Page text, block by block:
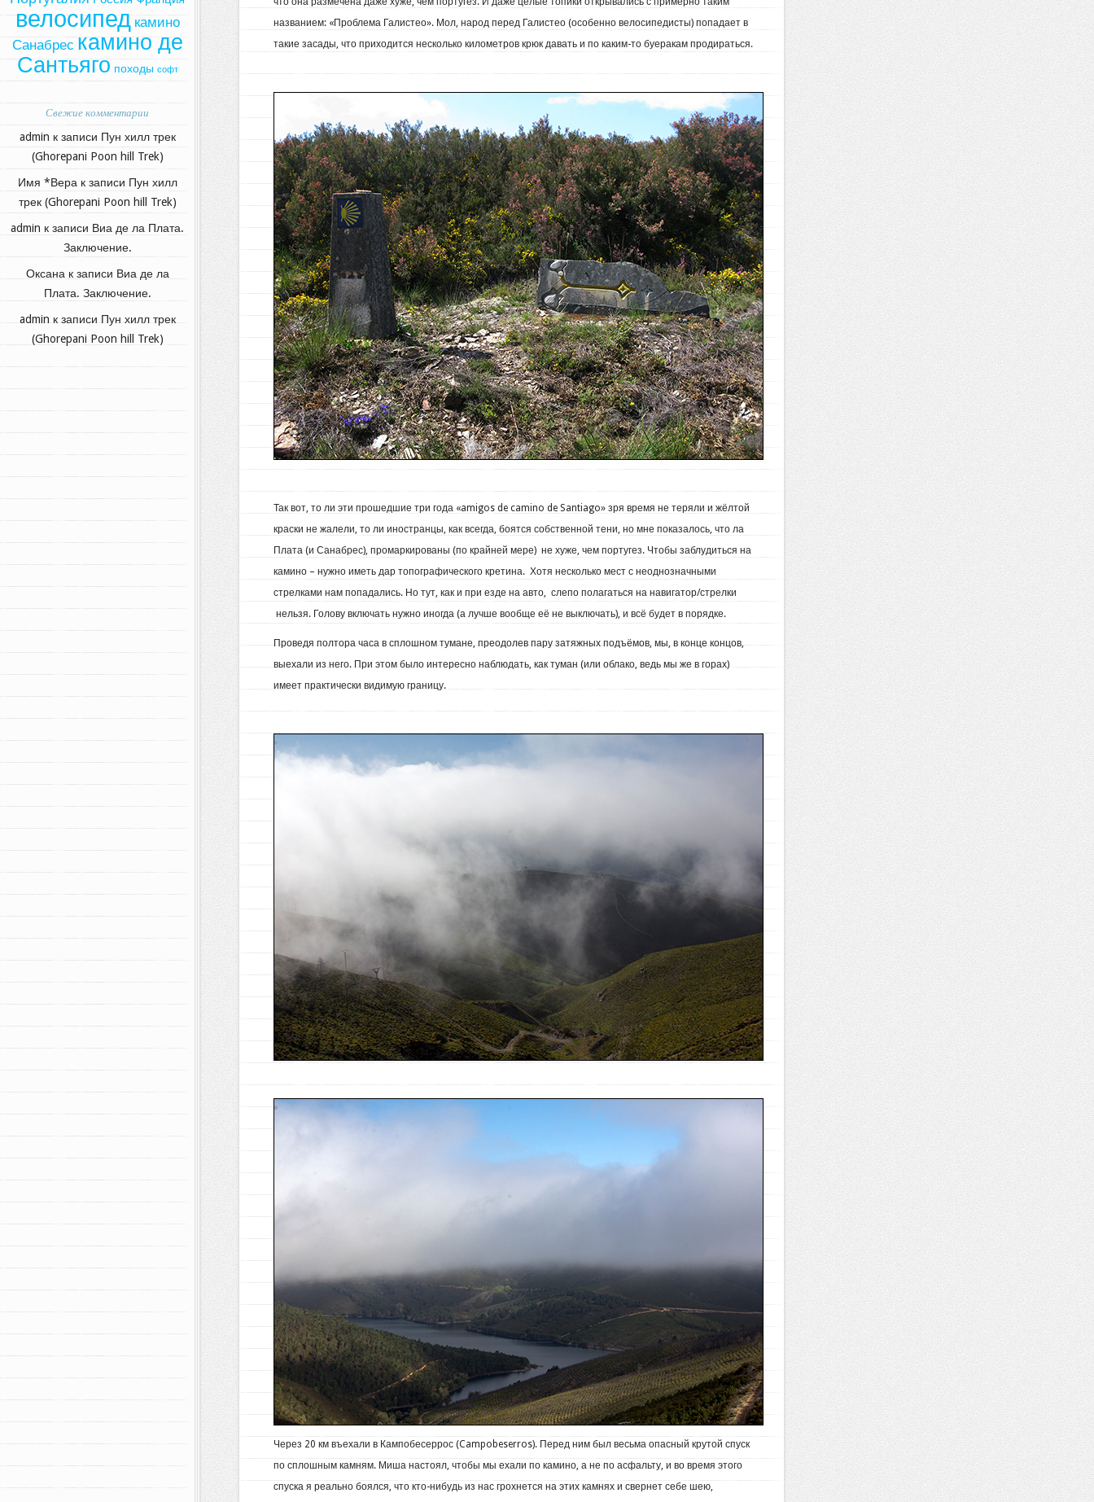
велосипед камино
Санабрес камино де
Сантьяго походы софт
Свежие комментарии
admin к записи Пун хилл трек
(Ghorepani Poon hill Trek)
Имя *Верак записи Пун хилл
трек (Ghorepani Poon hill Trek)
admin к записи Виа де ла Плата.
Заключение.
Оксанак записи Виа де ла
Плата. Заключение.
admin к записи Пун хилл трек
(Ghorepani Poon hill Trek)
названием: «Проблема Галистео». Мол, народ перед Галистео (особенно велосипедисты) попадает в
такие засады, что приходится несколько километров крюк давать и по каким-то буеракам продираться.
Так вот, то ли эти прошедшие три года «amigos de camino de Santiago» зря время не теряли и жёлтой
краски не жалели, то ли иностранцы, как всегда, боятся собственной тени, но мне показалось, что ла
Плата (и Санабрес), промаркированы (по крайней мере) не хуже, чем португез. Чтобы заблудиться на
камино – нужно иметь дар топографического кретина. Хотя несколько мест с неоднозначными
стрелками нам попадались. Но тут, как и при езде на авто, слепо полагаться на навигатор/стрелки
нельзя. Голову включать нужно иногда (а лучше вообще её не выключать), и всё будет в порядке.
Проведя полтора часа в сплошном тумане, преодолев пару затяжных подъёмов, мы, в конце концов,
выехали из него. При этом было интересно наблюдать, как туман (или облако, ведь мы же в горах)
имеет практически видимую границу.
Через 20 км въехали в Кампобесеррос (Campobeserros). Перед ним был весьма опасный крутой спуск
по сплошным камням. Миша настоял, чтобы мы ехали по камино, а не по асфальту, и во время этого
спуска я реально боялся, что кто-нибудь из нас грохнется на этих камнях и свернет себе шею,